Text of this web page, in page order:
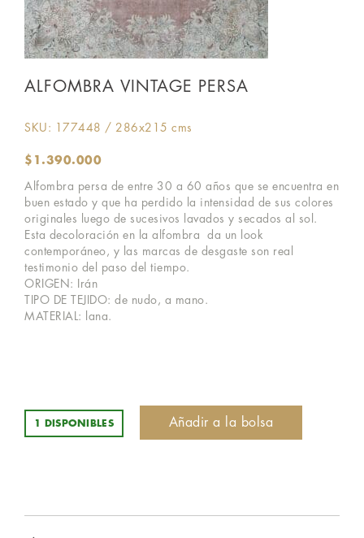
ALFOMBRA VINTAGE PERSA
SKU: 177448 / 286x215 cms
$ 1.390.000
Alfombra persa de entre 30 a 60 años que se encuentra en
buen estado y que ha perdido la intensidad de sus colores
originales luego de sucesivos lavados y secados al sol.
Esta decoloración en la alfombra da un look
contemporáneo, y las marcas de desgaste son real
testimonio del paso del tiempo.
ORIGEN: Irán
TIPO DE TEJIDO: de nudo, a mano.
MATERIAL: lana.
1 DISPONIBLES Añadir a la bolsa